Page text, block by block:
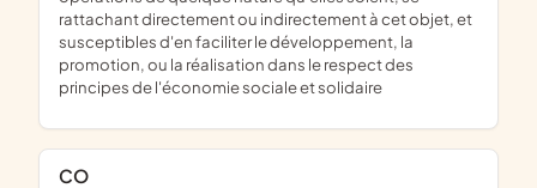
rattachant directement ou indirectement à cet objet, et
susceptibles d'en faciliter le développement, la
promotion, ou la réalisation dans le respect des
principes de l'économie sociale et solidaire
CO